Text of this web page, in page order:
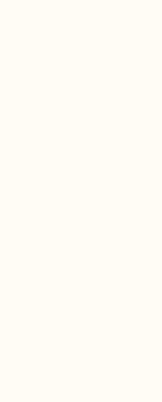
Integration!